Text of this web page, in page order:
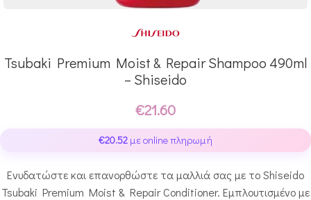
Tsubaki Premium Moist & Repair Shampoo 490ml
– Shiseido
€21.60
€20.52 με online πληρωμή
Ενυδατώστε και επανορθώστε τα μαλλιά σας με το Shiseido
Tsubaki Premium Moist & Repair Conditioner. Εμπλουτισμένο με